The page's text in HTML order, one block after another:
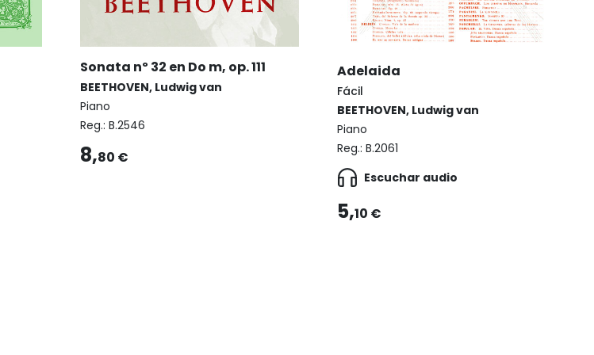
Sonata nº 32 en Do m, op. 111
BEETHOVEN, Ludwig van
Piano
Reg.: B.2546
8,80 €
Adelaida
Fácil
BEETHOVEN, Ludwig van
Piano
Reg.: B.2061
Escuchar audio
5,10 €